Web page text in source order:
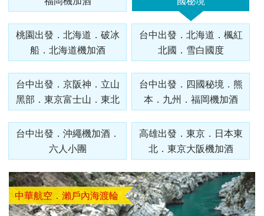
台中
出
發．
沖繩
機加
六人
高雄
出
發．
東
京．
東
北．
大阪
機加
酒
順天灣
國家園
林、
LUGE
渠道滑
車+纜
車、泰
迪熊博
物館、
伽倻主
題公園
+韓服
體驗
+塗鴉
車+纜
車、泰
迪熊博
物館、
巨濟
島、海
金剛船
遊、天
空膠囊
列車、
加耶主
題公
園、長
腳蟹吃
自行車
（四人
一臺）
王國、
跆拳武
藝秀、
東邊松
堂童話
駝體驗
五天
（升等
２晚五
道滑車
+纜
車、海
岸列
車、加
耶主題
公園
+韓服
體驗、
水果大
福
DIY+韓
服體驗
+韓式
+韓服
體驗
+塗鴉
秀、
SKYLUGE
釜山天
際線斜
坡滑車
+纜
車、水
果大福
DIY+韓
服體驗
+韓式
桃園
出
發．
哈爾
濱．
蒙．
桃園
出
發．
絲
路．
疆．
西藏
【邂逅
峴港】
優雅在
峴四星
版六日
（奧黛
體驗、
龍蝦饗
宴、無
購物、
【虎力
全開夯
玩峴
港】巴
拿山一
票玩到
底、纜
車佛手
橋纜車
來回、
【來去
長灘】
長灘島
機加
酒、自
日
【菲律
賓航
空、2
【萬象
暹邏】
頂泰豐
曼谷五
星酒店
五日
（獨家
亞特蘭
蒂斯郵
輪男模
【虎虎
發峴慢
悠法式
城堡】
巴拿山
一票玩
到底、
佛手橋
纜車來
回、迦
船、螃
蟹河生
態、無
尾熊抱
抱（中
華航
空）
晚、雙
遊船、
加贈雪
梨夜遊
城、加
贈雪梨
西蘭航
空）
圖、登
三塔暢
遊農莊
【魅力
歐洲】
法比荷
～最愛
羅浮
宮、特
【玩美
加族】
臥谷長
榮歡樂
美西９
日～優
【國航
波蘭波
羅的海
三小國
（立陶
【玩美
加族】
臥谷長
榮奇幻
美西９
日～錫
【魅力
歐洲】
德瑞冰
雪鐵力
士山、
德國童
出發）
中 ）
大利、
克羅埃
西亞、
希臘、
蒙特內
哥羅、
斯洛維
尼亞）
成行、
北中南
航空
桃園出發．北海道．破冰
船．北海道機加酒
台中出發．北海道．楓紅
北國．雪白國度
台中出發．京阪神．立山
黑部．東京富士山．東北
台中出發．四國秘境．熊
本．九州．福岡機加酒
台中出發．沖繩機加酒．
六人小團
高雄出發．東京．日本東
北．東京大阪機加酒
中華航空．瀨戶內海渡輪